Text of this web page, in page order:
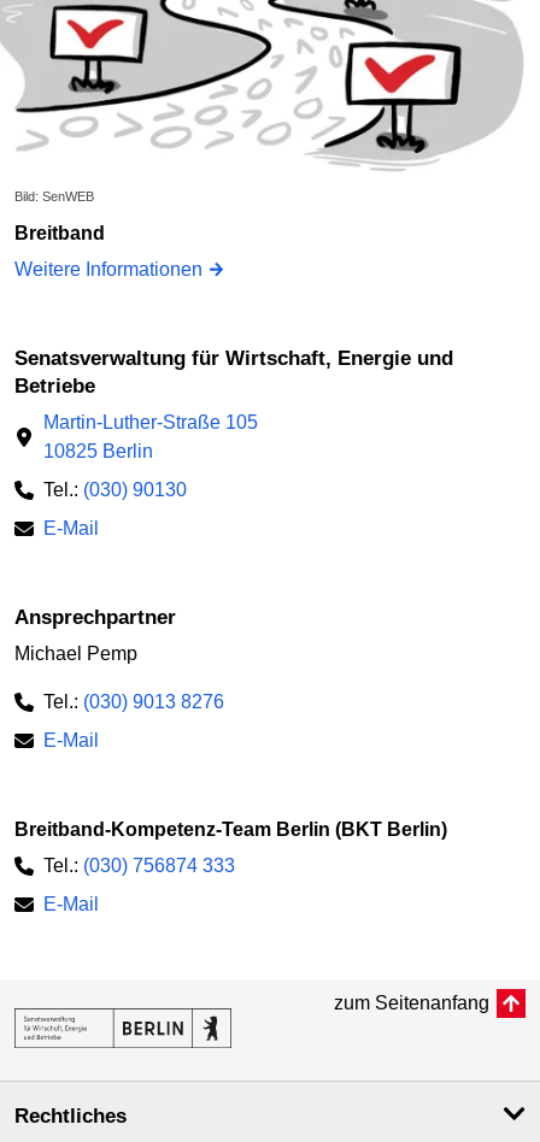
Bild: SenWEB
Breitband
Weitere Informationen
Senatsverwaltung für Wirtschaft, Energie und
Betriebe
Martin-Luther-Straße 105
10825 Berlin
Tel.: (030) 90130
E-Mail
Ansprechpartner
Michael Pemp
Tel.: (030) 9013 8276
E-Mail
Breitband-Kompetenz-Team Berlin (BKT Berlin)
Tel.: (030) 756874 333
E-Mail
zum Seitenanfang
Rechtliches